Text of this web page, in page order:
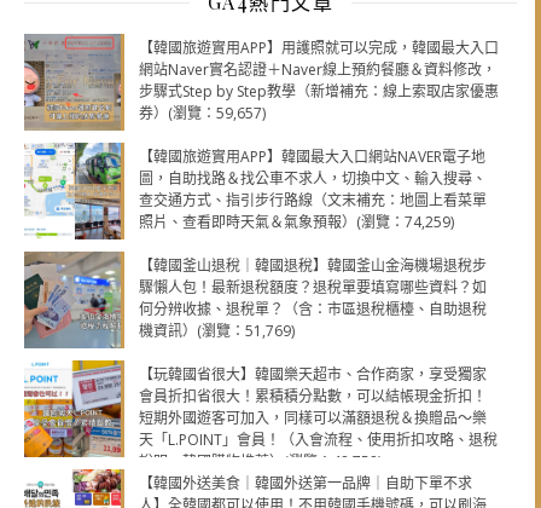
【韓國旅遊實用APP】用護照就可以完成，韓國最大入口
網站Naver實名認證＋Naver線上預約餐廳＆資料修改，
步驟式Step by Step教學（新增補充：線上索取店家優惠
券）(瀏覽：59,657)
【韓國旅遊實用APP】韓國最大入口網站NAVER電子地
圖，自助找路＆找公車不求人，切換中文、輸入搜尋、
查交通方式、指引步行路線（文末補充：地圖上看菜單
照片、查看即時天氣＆氣象預報）(瀏覽：74,259)
【韓國釜山退稅｜韓國退稅】韓國釜山金海機場退稅步
驟懶人包！最新退稅額度？退稅單要填寫哪些資料？如
何分辨收據、退稅單？（含：市區退稅櫃檯、自助退稅
機資訊）(瀏覽：51,769)
【玩韓國省很大】韓國樂天超市、合作商家，享受獨家
會員折扣省很大！累積積分點數，可以結帳現金折扣！
短期外國遊客可加入，同樣可以滿額退稅＆換贈品～樂
天「L.POINT」會員！（入會流程、使用折扣攻略、退稅
說明，韓國購物推薦）(瀏覽：48,758)
【韓國外送美食｜韓國外送第一品牌｜自助下單不求